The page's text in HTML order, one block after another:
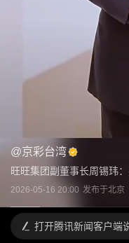
@京彩台湾
旺旺集团副董事长周锡玮
2026-05-16 20:00 发布于北京
打开腾讯新闻客户端